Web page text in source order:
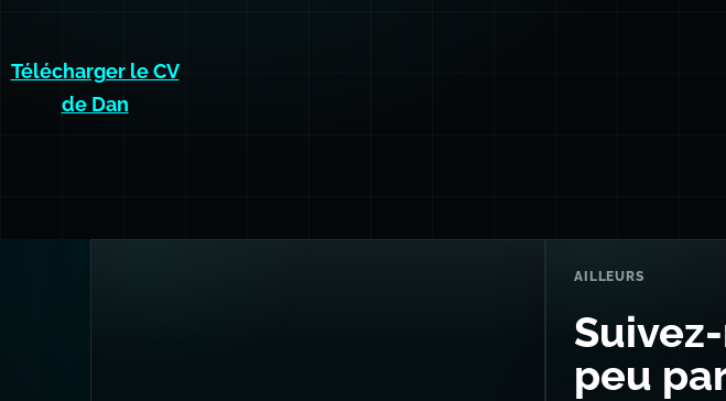
Télécharger le CV
de Dan
AILLEURS
peu